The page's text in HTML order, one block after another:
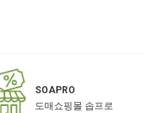
SOAPRO
도매쇼핑몰 솝프로